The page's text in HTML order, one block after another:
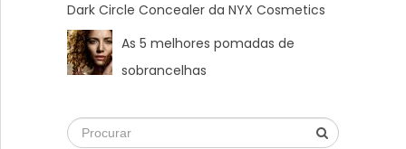
Dark Circle Concealer da NYX Cosmetics
As 5 melhores pomadas de
sobrancelhas